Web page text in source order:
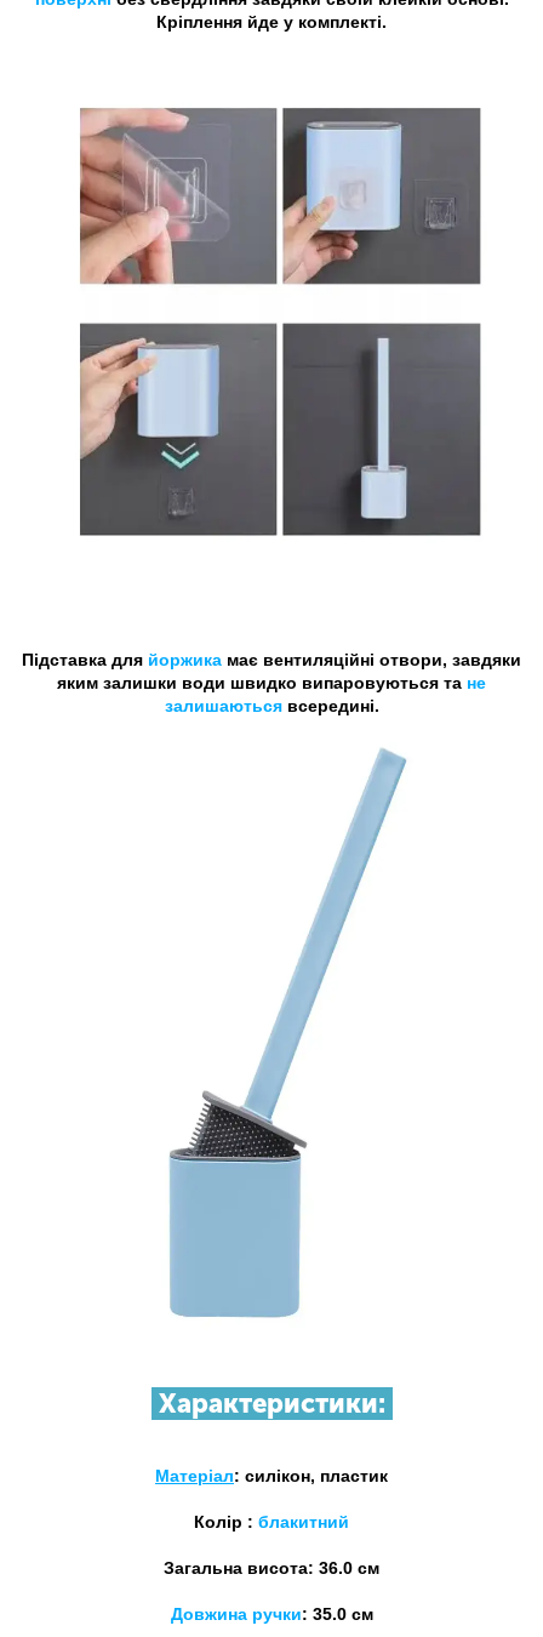
Кріплення йде у комплекті.
Підставка для йоржика має вентиляційні отвори, завдяки
яким залишки води швидко випаровуються та не
залишаютьсявсередині.
Характеристики:
Матеріал: силікон, пластик
Колір : блакитний
Загальна висота: 36.0 см
Довжина ручки: 35.0 см